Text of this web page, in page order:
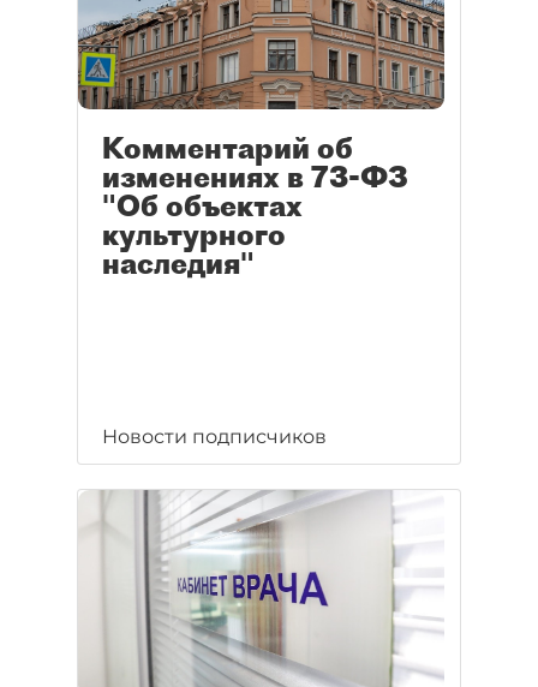
Комментарий об
изменениях в 73-ФЗ
"Об объектах
культурного
наследия"
Новости подписчиков